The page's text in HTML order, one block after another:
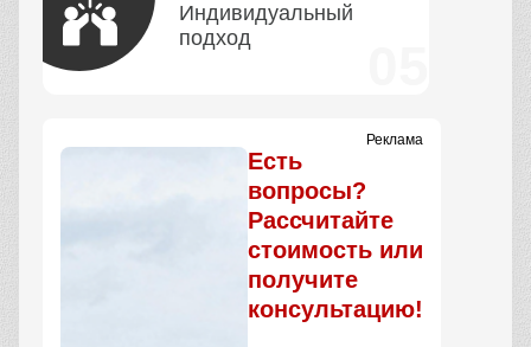
Индивидуальный
подход
Реклама
Есть
вопросы?
Рассчитайте
стоимость или
получите
консультацию!